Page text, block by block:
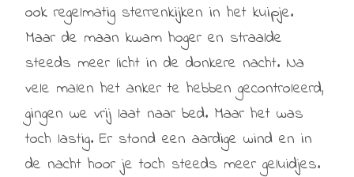
ook regelmatig sterrenkijken in het kuipje.
Maar de maan kwam hoger en straalde
steeds meer licht in de donkere nacht. Na
vele malen het anker te hebben gecontroleerd,
gingen we vrij laat naar bed. Maar het was
toch lastig. Er stond een aardige wind en in
de nacht hoor je toch steeds meer geluidjes.